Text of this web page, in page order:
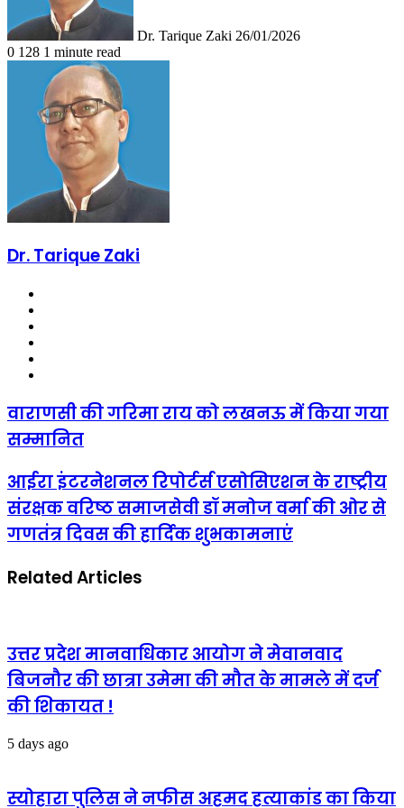
Dr. Tarique Zaki 26/01/2026
0 128 1 minute read
Dr. Tarique Zaki
वाराणसी
की
गरिमा
को
लखनऊ
में
किया
गया
वाराणसी की गरिमा राय को लखनऊ में किया गया
सम्मानित
आईरा
इंटरनेशनल
रिपोर्टर्स
एसोसिएशन
के
संरक्षक
वर्मा
की
ओर
से
दिवस
की
शुभकामनाएं
आईरा इंटरनेशनल रिपोर्टर्स एसोसिएशन के राष्ट्रीय
संरक्षक वरिष्ठ समाजसेवी डॉ मनोज वर्मा की ओर से
गणतंत्र दिवस की हार्दिक शुभकामनाएं
Related Articles
उत्तर प्रदेश मानवाधिकार आयोग ने मेवानवाद
बिजनौर की छात्रा उमेमा की मौत के मामले में दर्ज
की शिकायत !
5 days ago
स्योहारा पुलिस ने नफीस अहमद हत्याकांड का किया